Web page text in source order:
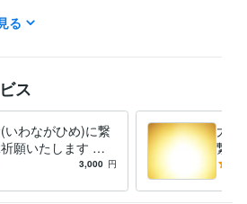
いなる力（宇宙の根源大神）より
神事をさせていただいております
せていく御神事
が始まりますので
なります
る
ス
いわながひめ)に繋
願いたします 神
霊能者 龍神族の巫
3,000 円
大い
繋が
神